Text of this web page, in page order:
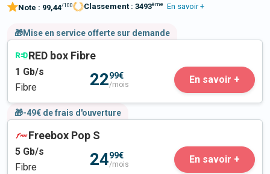
Note : 99,44/100 Classement : 3493ème En savoir +
🎁Mise en service offerte sur demande
RED box Fibre
1 Gb/s
Fibre
2299€
/mois En savoir +
🎁-49€ de frais d'ouverture
Freebox Pop S
5 Gb/s
Fibre
2499€
/mois En savoir +